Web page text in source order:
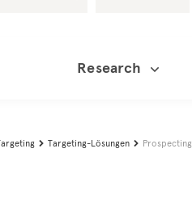
Research
 Targeting-Lösungen  Prospecting